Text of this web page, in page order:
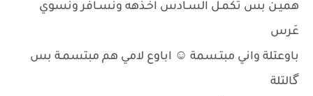
هميـن بس تكمـل السـادس اخـذهه ونسـافر ونسوي
عَرس
باوعتلة واني مبتـسمة ☺️ اباوع لامي هم مبتسمـة بس
گالتلة